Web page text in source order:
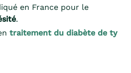
en France pour le
.
traitement du diabète de ty